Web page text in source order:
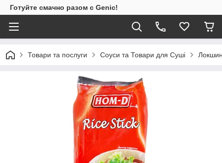
Готуйте смачно разом с Genic!
Товари та послуги Соуси та Товари для Суші